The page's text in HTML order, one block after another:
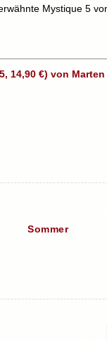
Mystique 5
14,90 €) von
Sommer